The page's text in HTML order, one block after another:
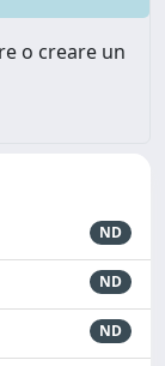
o creare un
ND
ND
ND